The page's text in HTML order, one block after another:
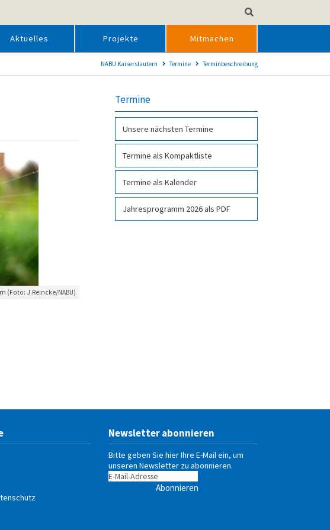
Aktuelles Projekte Mitmachen
NABU Kaiserslautern Termine Terminbeschreibung
(Foto: J.Reincke/NABU)
Termine
Unsere nächsten Termine
Termine als Kompakt­liste
Termine als Kalender
Jahresprogramm 2026 als PDF­
Newsletter abonnieren
Bitte geben Sie hier Ihre E-Mail ein, um
unseren Newsletter zu abonnieren.
Abonnieren